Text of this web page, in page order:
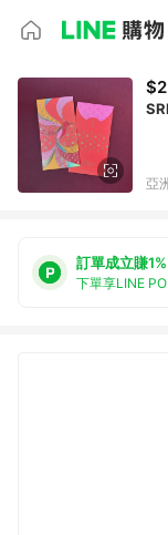
亞
訂單成立賺1%
下單享LINE